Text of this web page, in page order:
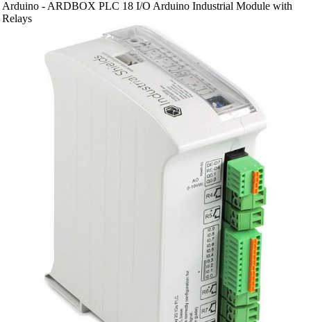
Arduino - ARDBOX PLC 18 I/O Arduino Industrial Module with
Relays